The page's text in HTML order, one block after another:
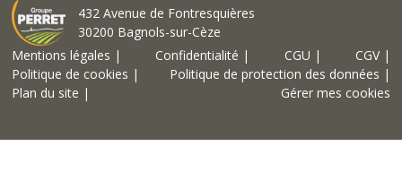
432 Avenue de Fontresquières
30200 Bagnols-sur-Cèze
Mentions légales |
Confidentialité | CGU |
CGV |
Politique de cookies |
Politique de protection des données |
Plan du site |
Gérer mes cookies